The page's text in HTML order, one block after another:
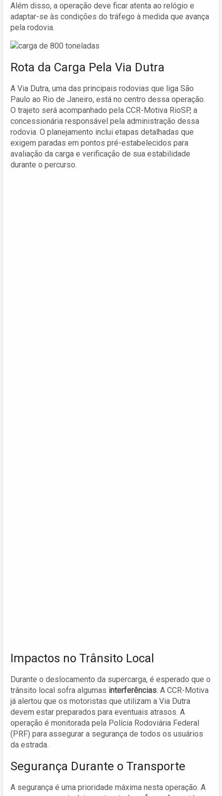
Além disso, a operação deve ficar atenta ao relógio e
adaptar-se às condições do tráfego à medida que avança
pela rodovia.
Rota da Carga Pela Via Dutra
A Via Dutra, uma das principais rodovias que liga São
Paulo ao Rio de Janeiro, está no centro dessa operação.
O trajeto será acompanhado pela CCR-Motiva RioSP, a
concessionária responsável pela administração dessa
rodovia. O planejamento inclui etapas detalhadas que
exigem paradas em pontos pré-estabelecidos para
avaliação da carga e verificação de sua estabilidade
durante o percurso.
Impactos no Trânsito Local
Durante o deslocamento da supercarga, é esperado que o
trânsito local sofra algumas interferências. A CCR-Motiva
já alertou que os motoristas que utilizam a Via Dutra
devem estar preparados para eventuais atrasos. A
operação é monitorada pela Polícia Rodoviária Federal
(PRF) para assegurar a segurança de todos os usuários
da estrada.
Segurança Durante o Transporte
A segurança é uma prioridade máxima nesta operação. A